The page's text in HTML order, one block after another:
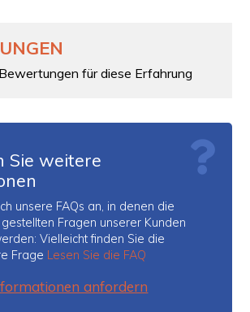
für diese Erfahrung
Sie weitere
unsere FAQs an, in denen die
Fragen unserer Kunden
Vielleicht finden Sie die
Frage Lesen Sie die FAQ
anfordern